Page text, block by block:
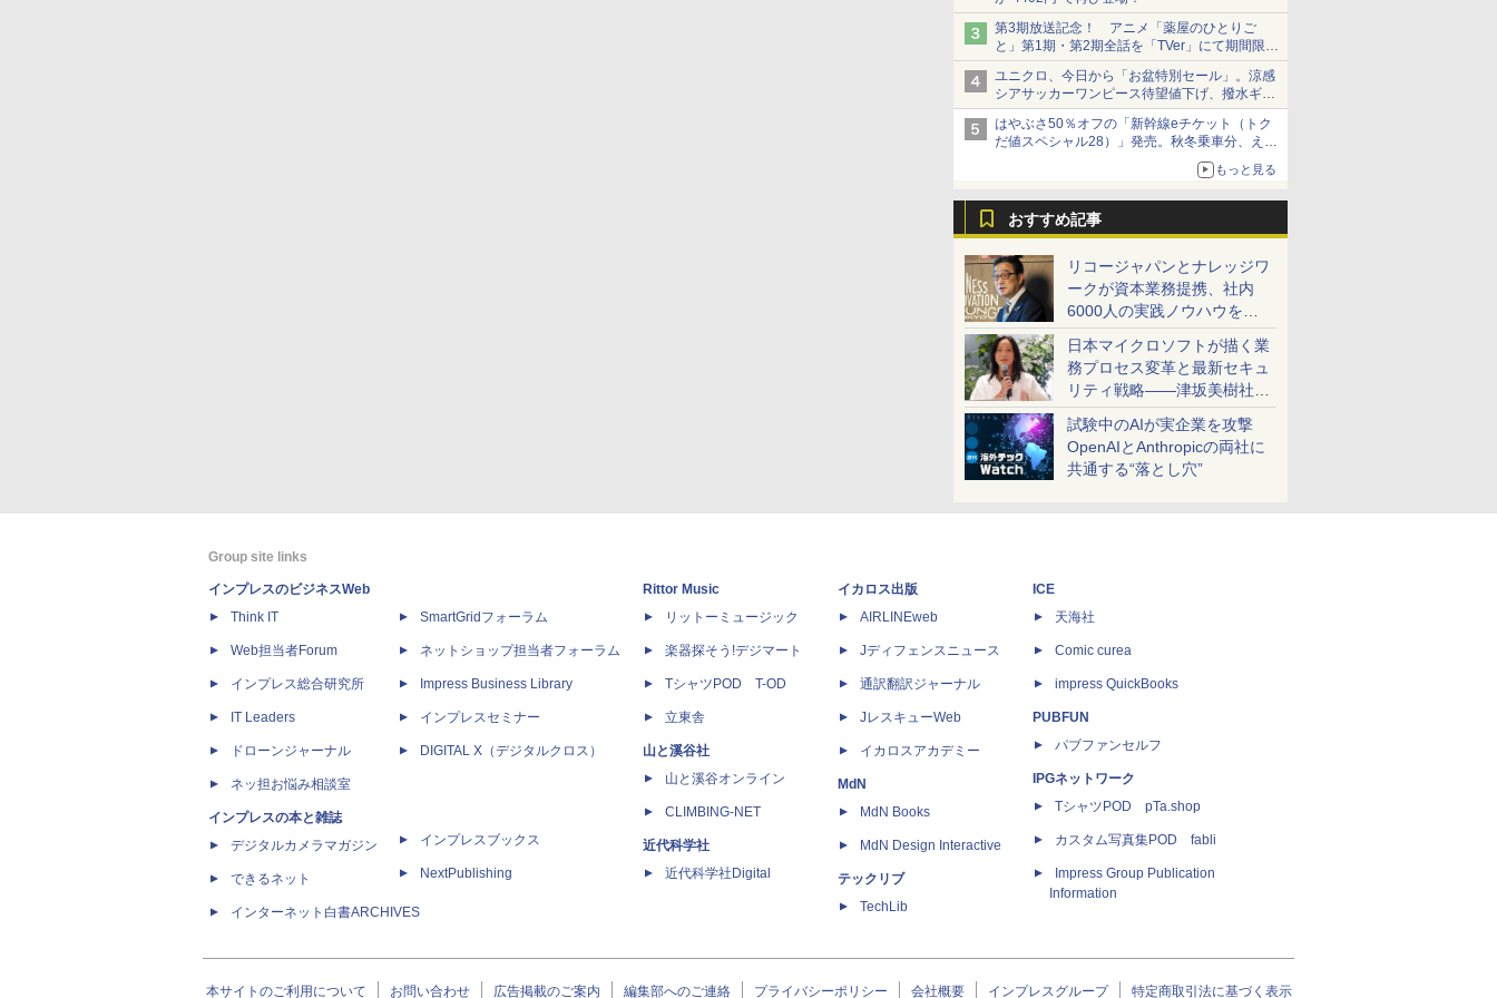
第3期放送記念！ アニメ「薬屋のひとりご
と」第1期・第2期全話を「TVer」にて期間限定
で順次無料配信開始
ユニクロ、今日から「お盆特別セール」。涼感
シアサッカーワンピース待望値下げ、撥水ギア
ショーツは1990円に
はやぶさ50％オフの「新幹線eチケット（トク
だ値スペシャル28）」発売。秋冬乗車分、えき
もっと見る
おすすめ記事
リコージャパンとナレッジワ
ークが資本業務提携、社内
6000人の実践ノウハウを生
かした「AI商談記録 for
RICOH」を展開へ
日本マイクロソフトが描く業
務プロセス変革と最新セキュ
リティ戦略――津坂美樹社長
が2027年度戦略を説明
試験中のAIが実企業を攻撃
OpenAIとAnthropicの両社に
共通する“落とし穴”
Group site links
インプレスのビジネスWeb
Think IT
Web担当者Forum
インプレス総合研究所
IT Leaders
ドローンジャーナル
ネッ担お悩み相談室
インプレスの本と雑誌
デジタルカメラマガジン
できるネット
インターネット白書ARCHIVES
SmartGridフォーラム
ネットショップ担当者フォーラム
Impress Business Library
インプレスセミナー
DIGITAL X（デジタルクロス）
インプレスブックス
NextPublishing
Rittor Music
リットーミュージック
楽器探そう!デジマート
TシャツPOD T-OD
立東舎
山と溪谷社
山と溪谷オンライン
CLIMBING-NET
近代科学社
近代科学社Digital
イカロス出版
AIRLINEweb
Jディフェンスニュース
通訳翻訳ジャーナル
JレスキューWeb
イカロスアカデミー
MdN
MdN Books
MdN Design Interactive
テックリブ
TechLib
ICE
天海社
Comic curea
impress QuickBooks
PUBFUN
パブファンセルフ
IPGネットワーク
TシャツPOD pTa.shop
カスタム写真集POD fabli
Impress Group Publication
Information
本サイトのご利用について お問い合わせ 広告掲載のご案内 編集部へのご連絡 プライバシーポリシー 会社概要 インプレスグループ 特定商取引法に基づく表示